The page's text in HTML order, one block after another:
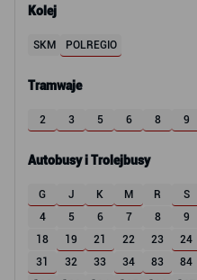
Kolej
SKM POLREGIO
Tramwaje
2 3 5 6 8 9
Autobusy i Trolejbusy
G J K M R S
4
5 6 7 8 9
18
19 21 22 23 24
31
32 33 34 83 84